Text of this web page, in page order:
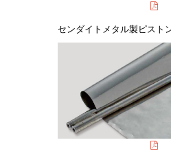
センダイトメタル製ピスト